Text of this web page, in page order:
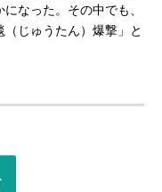
なった。その中でも、
（じゅうたん）爆撃」と